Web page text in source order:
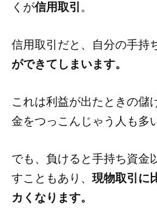
くが信用取引 。
信用取引だと、自分の手持
ができてしまいます。
これは利益が出たときの儲
金をつっこんじゃう人も多
でも、負けると手持ち資金
すこともあり、 現物取引に
カくなります。